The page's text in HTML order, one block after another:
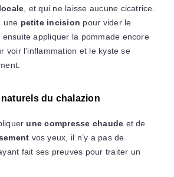
, et qui ne laisse aucune cicatrice.
une petite incision pour vider le
ensuite appliquer la pommade encore
voir l’inflammation et le kyste se
du chalazion
une compresse chaude et de
vos yeux, il n’y a pas de
fait ses preuves pour traiter un